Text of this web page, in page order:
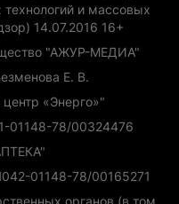
и массовых
14.07.2016 16+
"АЖУР-МЕДИА"
Е. В.
«Энерго»"
01148-78/00324476
01148-78/00165271
органов (в том